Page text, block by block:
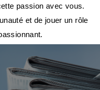
passion avec vous.
et de jouer un rôle